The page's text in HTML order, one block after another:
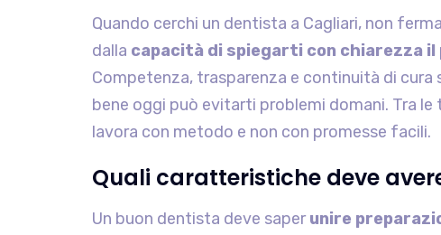
Quando cerchi un dentista a Cagliari, non
dalla capacità di spiegarti con chiarezza
Competenza, trasparenza e continuità di
bene oggi può evitarti problemi domani. Tra
lavora con metodo e non con promesse facili.
Quali caratteristiche deve
Un buon dentista deve saperunire